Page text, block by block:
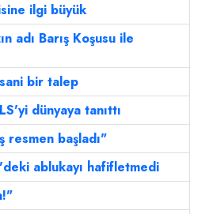
ilgi büyük
adı Barış Koşusu ile
bir talep
dünyaya tanıttı
resmen başladı"
ablukayı hafifletmedi